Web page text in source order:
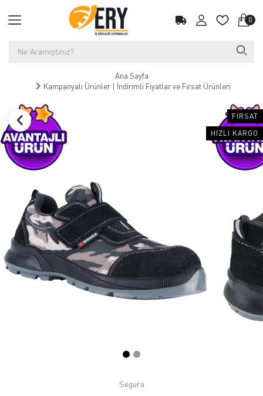
0
Ana Sayfa
Kampanyalı Ürünler | İndirimli Fiyatlar ve Fırsat Ürünleri
FIRSAT
HIZLI KARGO
Segura